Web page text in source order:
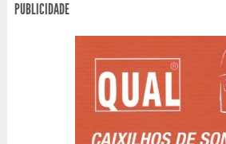
PUBLICIDADE